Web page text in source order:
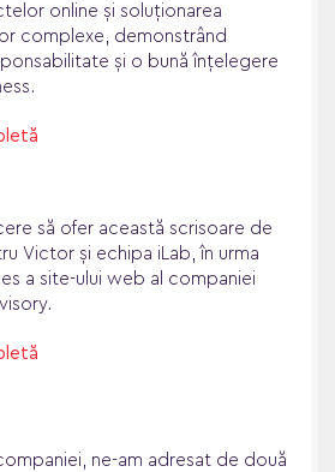
online și soluționarea
complexe, demonstrând
și o bună înțelegere
să ofer această scrisoare de
Victor și echipa iLab, în urma
a site-ului web al companiei
ne-am adresat de două